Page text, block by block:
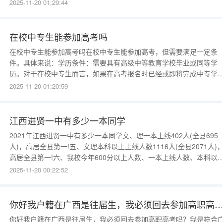
2025-11-20 01:29:44
在校中专生能参加高考吗
在校中专生能参加高考吗在校中专生能参加高考，但需要满足一定条
件。具体来说：学历条件：需要具有高级中等教育学校毕业或同等学
历。对于在校中专生而言，如果在高考报名时已经或即将完成中专学
业，且该中专学历被视为与高级中学毕业具有同等学历，则可以满足这
2025-11-20 01:20:59
江西进贤一中有多少一本同学
2021年江西进贤一中有多少一本同学文、理一本上线402人(全县695
人)，高居全县第一!五、文理本科以上上线人数1116人(全县2071人)，
高居全县第一!六、我校今年600分以上人数、一本上线人数、本科以
上线人数均创历史新高。进贤县，隶属江西省南昌市，位于江西省中
2025-11-20 00:22:52
你好我户籍在广西是往届生，我必须回去参加高职高考吗？我是符合广东异地高考条件的，广西好像没高职高考
你好我户籍在广西是往届生，我必须回去参加高职高考吗？我是符合